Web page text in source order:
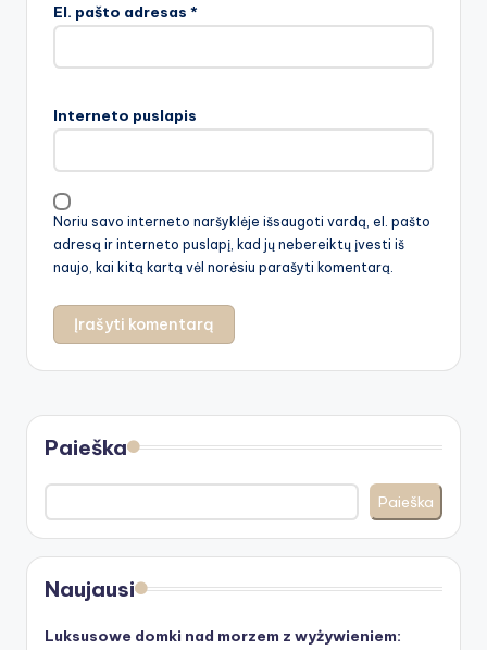
El. pašto adresas *
Interneto puslapis
Noriu savo interneto naršyklėje išsaugoti vardą, el. pašto
adresą ir interneto puslapį, kad jų nebereiktų įvesti iš
naujo, kai kitą kartą vėl norėsiu parašyti komentarą.
Paieška
Paieška
Naujausi
Luksusowe domki nad morzem z wyżywieniem: